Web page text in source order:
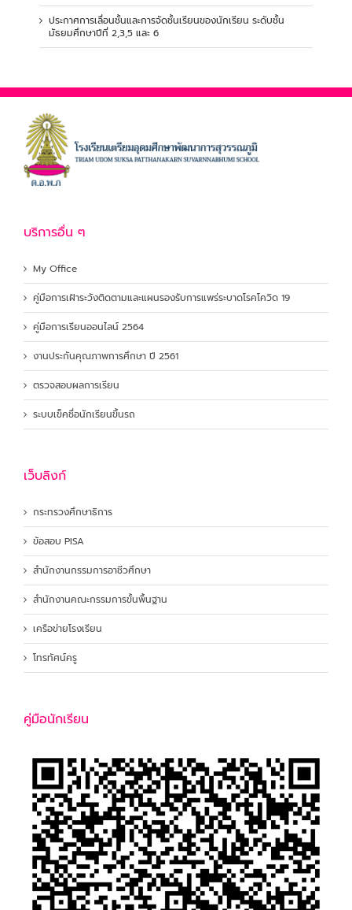
ประกาศการเลื่อนชั้นและการจัดชั้นเรียนของนักเรียน ระดับชั้น
มัธยมศึกษาปีที่ 2,3,5 และ 6
บริการอื่น ๆ
My Office
คู่มือการเฝ้าระวังติดตามและแผนรองรับการแพร่ระบาดโรคโควิด 19
คู่มือการเรียนออนไลน์ 2564
งานประกันคุณภาพการศึกษา ปี 2561
ตรวจสอบผลการเรียน
ระบบเข็คชื่อนักเรียนขึ้นรถ
เว็บลิงก์
กระทรวงศึกษาธิการ
ข้อสอบ PISA
สำนักงานกรรมการอาชีวศึกษา
สำนักงานคณะกรรมการขั้นพื้นฐาน
เครือข่ายโรงเรียน
โทรทัศน์ครู
คู่มือนักเรียน